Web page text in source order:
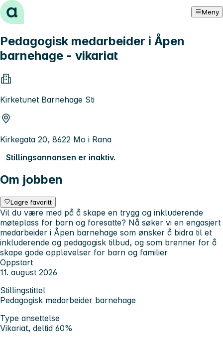
Hopp til innhold Meny
Pedagogisk medarbeider i Åpen
barnehage - vikariat
Kirketunet Barnehage Sti
Kirkegata 20, 8622 Mo i Rana
Stillingsannonsen er inaktiv.
Om jobben
Lagre favoritt
Vil du være med på å skape en trygg og inkluderende
møteplass for barn og foresatte? Nå søker vi en engasjert
medarbeider i Åpen barnehage som ønsker å bidra til et
inkluderende og pedagogisk tilbud, og som brenner for å
skape gode opplevelser for barn og familier
Oppstart
11. august 2026
Stillingstittel
Pedagogisk medarbeider barnehage
Type ansettelse
Vikariat, deltid 60%